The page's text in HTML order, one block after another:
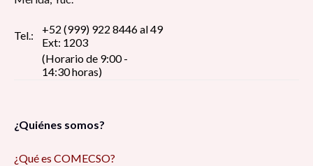
Tel.:
+52 (999) 922 8446 al 49
Ext: 1203
(Horario de 9:00 -
14:30 horas)
¿Quiénes somos?
¿Qué es COMECSO?